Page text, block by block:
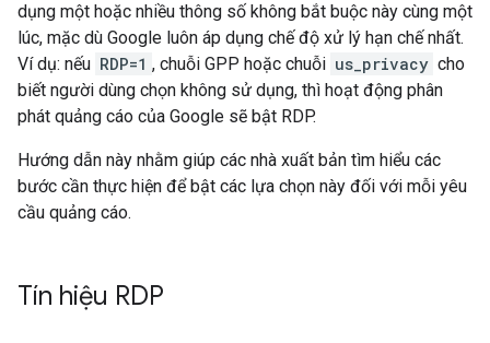
dụng một hoặc nhiều thông số không bắt buộc này cùng một
lúc, mặc dù Google luôn áp dụng chế độ xử lý hạn chế nhất.
Ví dụ: nếu RDP=1 , chuỗi GPP hoặc chuỗi us_privacy cho
biết người dùng chọn không sử dụng, thì hoạt động phân
phát quảng cáo của Google sẽ bật RDP.
Hướng dẫn này nhằm giúp các nhà xuất bản tìm hiểu các
bước cần thực hiện để bật các lựa chọn này đối với mỗi yêu
cầu quảng cáo.
Tín hiệu RDP